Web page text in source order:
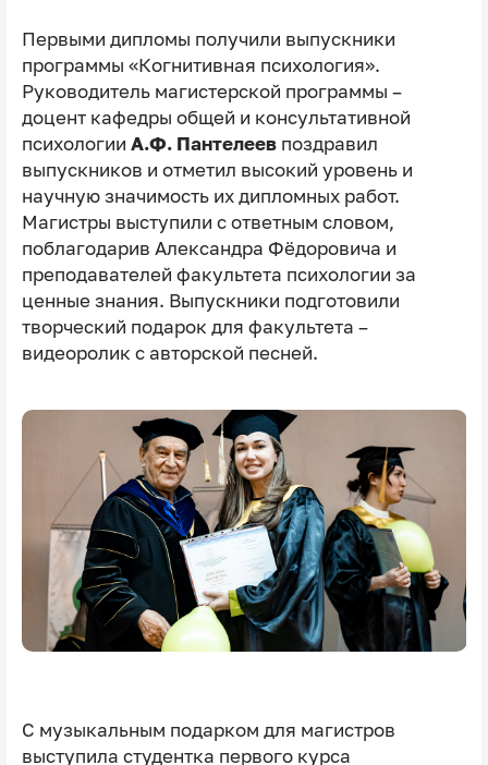
Первыми дипломы получили выпускники
программы «Когнитивная психология».
Руководитель магистерской программы –
доцент кафедры общей и консультативной
психологии А.Ф. Пантелеевпоздравил
выпускников и отметил высокий уровень и
научную значимость их дипломных работ.
Магистры выступили с ответным словом,
поблагодарив Александра Фёдоровича и
преподавателей факультета психологии за
ценные знания. Выпускники подготовили
творческий подарок для факультета –
видеоролик с авторской песней.
С музыкальным подарком для магистров
выступила студентка первого курса